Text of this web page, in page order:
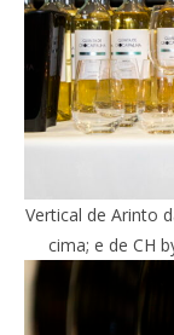
Vertical de Arinto
cima; e de CH